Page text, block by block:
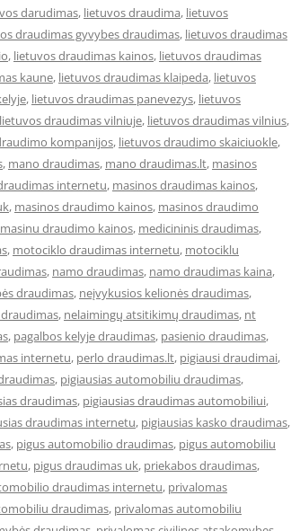
darudimas, lietuvos draudima, lietuvos
draudimas gyvybes draudimas, lietuvos draudimas
, lietuvos draudimas kainos, lietuvos draudimas
kaune, lietuvos draudimas klaipeda, lietuvos
, lietuvos draudimas panevezys, lietuvos
lietuvos draudimas vilniuje, lietuvos draudimas vilnius,
kompanijos, lietuvos draudimo skaiciuokle,
, mano draudimas, mano draudimas.lt, masinos
internetu, masinos draudimas kainos,
, masinos draudimo kainos, masinos draudimo
masinu draudimo kainos, medicininis draudimas,
, motociklo draudimas internetu, motociklu
, namo draudimas, namo draudimas kaina,
draudimas, neįvykusios kelionės draudimas,
, nelaimingų atsitikimų draudimas, nt
, pagalbos kelyje draudimas, pasienio draudimas,
internetu, perlo draudimas.lt, pigiausi draudimai,
, pigiausias automobiliu draudimas,
draudimas, pigiausias draudimas automobiliui,
draudimas internetu, pigiausias kasko draudimas,
, pigus automobilio draudimas, pigus automobiliu
, pigus draudimas uk, priekabos draudimas,
draudimas internetu, privalomas
draudimas, privalomas automobiliu